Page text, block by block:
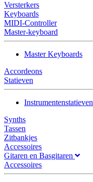
Versterkers
Keyboards
MIDI-Controller
Master-keyboard
Master Keyboards
Accordeons
Statieven
Instrumentenstatieven
Synths
Tassen
Zitbankjes
Accessoires
Gitaren en Basgitaren
Accessoires